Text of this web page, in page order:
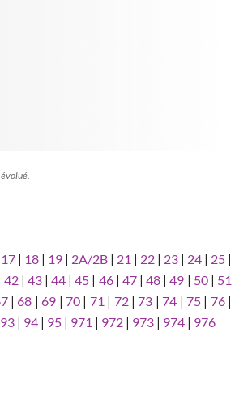
17| 18| 19| 2A/2B| 21 | 22| 23 | 24 | 25 |
42| 43|44 |45 | 46| 47|48 |49 | 50| 51
|68 |69 |70 | 71 | 72|73 |74 |75 | 76|
93 | 94 | 95 | 971 | 972 | 973 | 974 | 976